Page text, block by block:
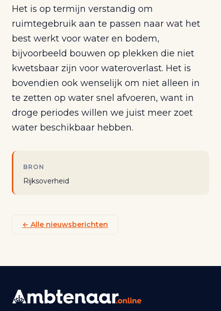
Het is op termijn verstandig om
ruimtegebruik aan te passen naar wat het
best werkt voor water en bodem,
bijvoorbeeld bouwen op plekken die niet
kwetsbaar zijn voor wateroverlast. Het is
bovendien ook wenselijk om niet alleen in
te zetten op water snel afvoeren, want in
droge periodes willen we juist meer zoet
water beschikbaar hebben.
BRON
Rijksoverheid
← Alle nieuwsberichten